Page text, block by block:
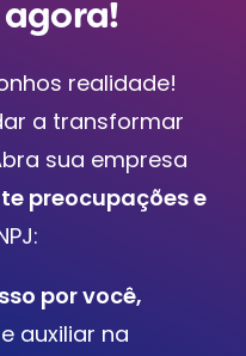
agora!
realidade!
a transformar
sua empresa
preocupações e
por você,
auxiliar na